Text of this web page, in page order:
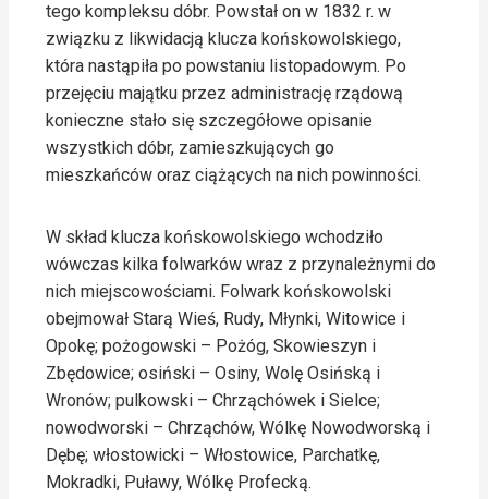
tego kompleksu dóbr. Powstał on w 1832 r. w
związku z likwidacją klucza końskowolskiego,
która nastąpiła po powstaniu listopadowym. Po
przejęciu majątku przez administrację rządową
konieczne stało się szczegółowe opisanie
wszystkich dóbr, zamieszkujących go
mieszkańców oraz ciążących na nich powinności.
W skład klucza końskowolskiego wchodziło
wówczas kilka folwarków wraz z przynależnymi do
nich miejscowościami. Folwark końskowolski
obejmował Starą Wieś, Rudy, Młynki, Witowice i
Opokę; pożogowski – Pożóg, Skowieszyn i
Zbędowice; osiński – Osiny, Wolę Osińską i
Wronów; pulkowski – Chrząchówek i Sielce;
nowodworski – Chrząchów, Wólkę Nowodworską i
Dębę; włostowicki – Włostowice, Parchatkę,
Mokradki, Puławy, Wólkę Profecką.